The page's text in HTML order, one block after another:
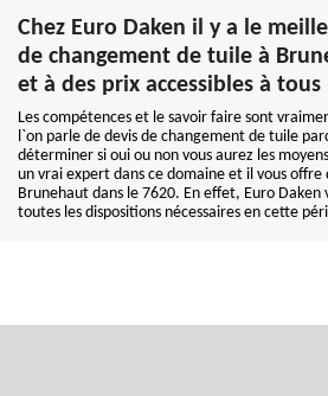
Chez Euro Daken il y a le
de changement de tuile à
et à des prix accessibles à tous
Les compétences et le savoir faire sont
l`on parle de devis de changement de tuile
déterminer si oui ou non vous aurez les
un vrai expert dans ce domaine et il vous offre
Brunehaut dans le 7620. En effet, Euro
toutes les dispositions nécessaires en cette